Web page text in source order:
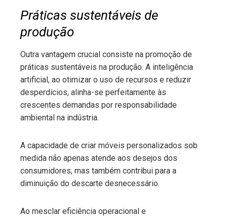
Práticas sustentáveis de
produção
Outra vantagem crucial consiste na promoção de
práticas sustentáveis na produção. A inteligência
artificial, ao otimizar o uso de recursos e reduzir
desperdícios, alinha-se perfeitamente às
crescentes demandas por responsabilidade
ambiental na indústria.
A capacidade de criar móveis personalizados sob
medida não apenas atende aos desejos dos
consumidores, mas também contribui para a
diminuição do descarte desnecessário.
Ao mesclar eficiência operacional e